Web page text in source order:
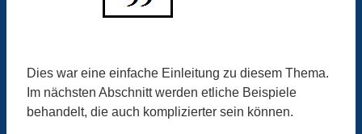
Dies war eine einfache Einleitung zu diesem Thema.
Im nächsten Abschnitt werden etliche Beispiele
behandelt, die auch komplizierter sein können.